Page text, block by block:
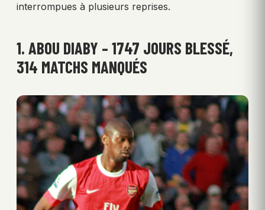
interrompues à plusieurs reprises.
1. ABOU DIABY – 1747 JOURS BLESSÉ,
314 MATCHS MANQUÉS